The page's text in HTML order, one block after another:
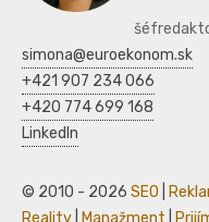
simona@euroekonom.sk
+421 907 234 066
+420 774 699 168
LinkedIn
© 2010 - 2026 SEO
Reality
Manažment